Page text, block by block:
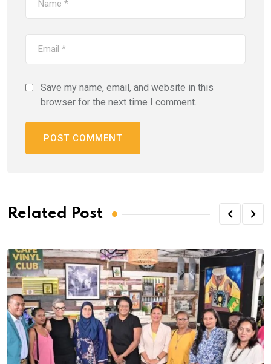
Save my name, email, and website in this
browser for the next time I comment.
Related Post